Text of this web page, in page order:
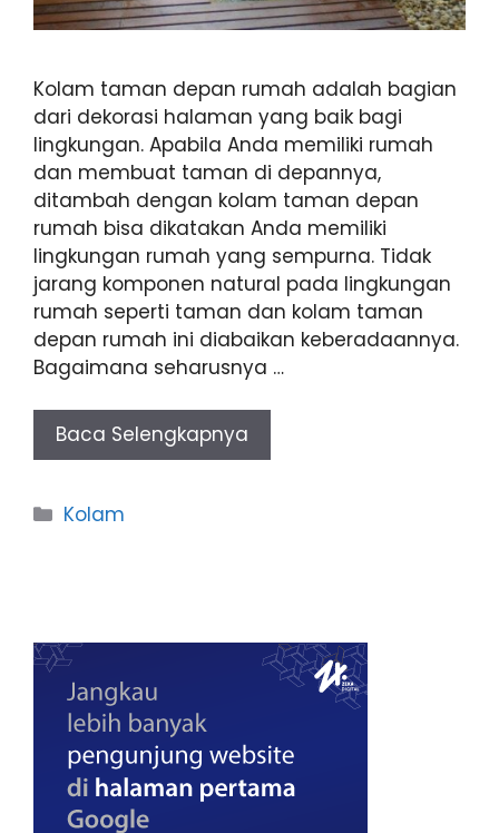
Kolam taman depan rumah adalah bagian
dari dekorasi halaman yang baik bagi
lingkungan. Apabila Anda memiliki rumah
dan membuat taman di depannya,
ditambah dengan kolam taman depan
rumah bisa dikatakan Anda memiliki
lingkungan rumah yang sempurna. Tidak
jarang komponen natural pada lingkungan
rumah seperti taman dan kolam taman
depan rumah ini diabaikan keberadaannya.
Bagaimana seharusnya …
Baca Selengkapnya
Categories
Kolam